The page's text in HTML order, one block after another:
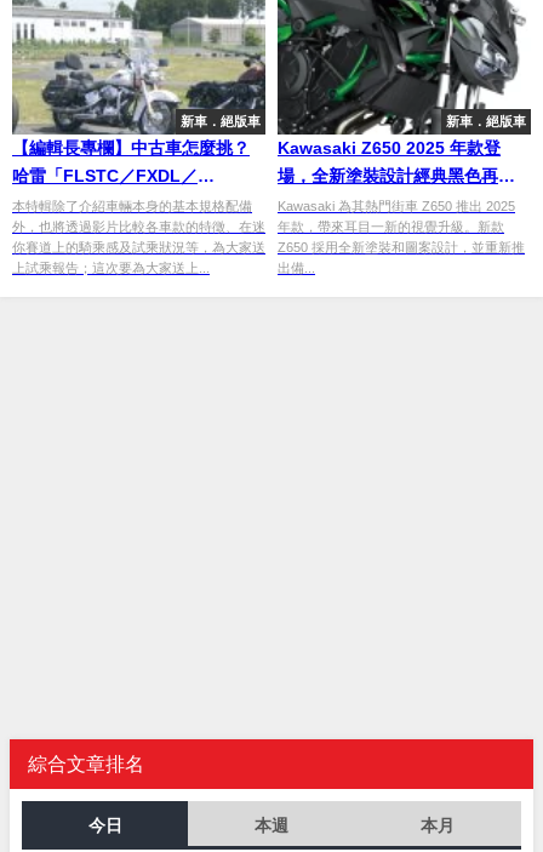
新車．絕版車
【編輯長專欄】中古車怎麼挑？
哈雷「FLSTC／FXDL／
XL1200X」
本特輯除了介紹車輛本身的基本規格配備
外，也將透過影片比較各車款的特徵、在迷
你賽道上的騎乘感及試乘狀況等，為大家送
上試乘報告；這次要為大家送上...
新車．絕版車
Kawasaki Z650 2025 年款登
場，全新塗裝設計經典黑色再
現！
Kawasaki 為其熱門街車 Z650 推出 2025
年款，帶來耳目一新的視覺升級。新款
Z650 採用全新塗裝和圖案設計，並重新推
出備...
綜合文章排名
今日 本週 本月